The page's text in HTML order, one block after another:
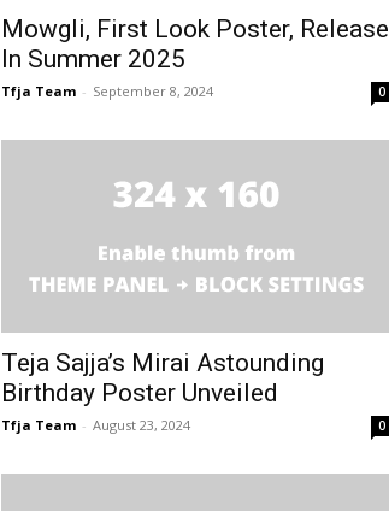
Mowgli, First Look Poster, Release
In Summer 2025
Tfja Team - September 8, 2024 0
Teja Sajja’s Mirai Astounding
Birthday Poster Unveiled
Tfja Team - August 23, 2024 0